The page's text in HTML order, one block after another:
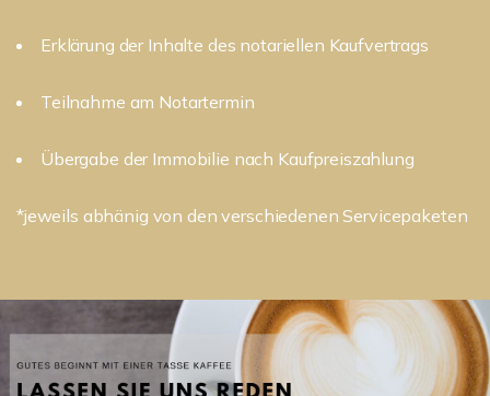
Erklärung der Inhalte des notariellen Kaufvertrags
Teilnahme am Notartermin
Übergabe der Immobilie nach Kaufpreiszahlung
*jeweils abhänig von den verschiedenen Servicepaketen